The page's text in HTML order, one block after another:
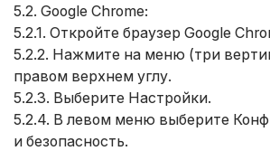
5.2. Google Chrome:
5.2.1. Откройте браузер Google
5.2.2. Нажмите на меню (три
правом верхнем углу.
5.2.3. Выберите Настройки.
5.2.4. В левом меню выберите
и безопасность.